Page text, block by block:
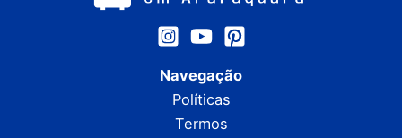
Navegação
Políticas
Termos